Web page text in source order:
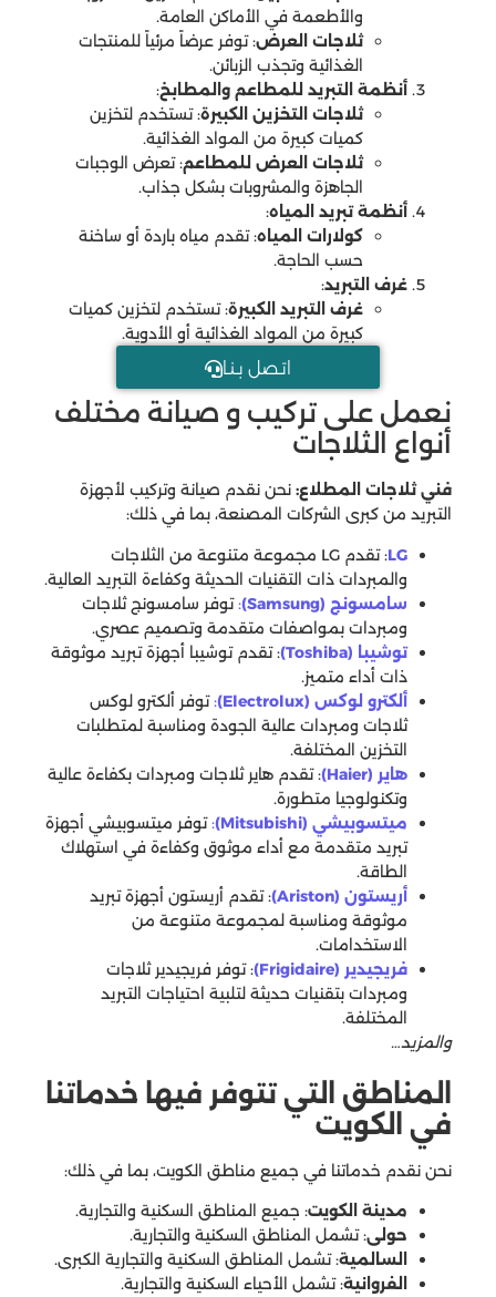
والأطعمة في الأماكن العامة.
ثلاجات العرض: توفر عرضاً مرئياً للمنتجات
الغذائية وتجذب الزبائن.
أنظمة التبريد للمطاعم والمطابخ:
ثلاجات التخزين الكبيرة: تستخدم لتخزين
كميات كبيرة من المواد الغذائية.
ثلاجات العرض للمطاعم: تعرض الوجبات
الجاهزة والمشروبات بشكل جذاب.
أنظمة تبريد المياه:
كولارات المياه: تقدم مياه باردة أو ساخنة
حسب الحاجة.
غرف التبريد:
غرف التبريد الكبيرة: تستخدم لتخزين كميات
كبيرة من المواد الغذائية أو الأدوية.
اتـصل بـنـا
نعمل على تركيب و صيانة مختلف
أنواع الثلاجات
فني ثلاجات المطلاع: نحن نقدم صيانة وتركيب لأجهزة
التبريد من كبرى الشركات المصنعة، بما في ذلك:
LG
: تقدم LG مجموعة متنوعة من الثلاجات
والمبردات ذات التقنيات الحديثة وكفاءة التبريد العالية.
سامسونج (Samsung)
:توفر سامسونج ثلاجات
ومبردات بمواصفات متقدمة وتصميم عصري.
توشيبا (Toshiba)
: تقدم توشيبا أجهزة تبريد موثوقة
ذات أداء متميز.
ألكترو لوكس (Electrolux)
:توفر ألكترو لوكس
ثلاجات ومبردات عالية الجودة ومناسبة لمتطلبات
التخزين المختلفة.
هاير (Haier)
: تقدم هاير ثلاجات ومبردات بكفاءة عالية
وتكنولوجيا متطورة.
ميتسوبيشي (Mitsubishi)
:توفر ميتسوبيشي أجهزة
تبريد متقدمة مع أداء موثوق وكفاءة في استهلاك
الطاقة.
أريستون (Ariston)
: تقدم أريستون أجهزة تبريد
موثوقة ومناسبة لمجموعة متنوعة من
الاستخدامات.
فريجيدير (Frigidaire)
: توفر فريجيدير ثلاجات
ومبردات بتقنيات حديثة لتلبية احتياجات التبريد
المختلفة.
والمزيد…
المناطق التي تتوفر فيها خدماتنا
في الكويت
نحن نقدم خدماتنا في جميع مناطق الكويت، بما في ذلك:
مدينة الكويت: جميع المناطق السكنية والتجارية.
حولى: تشمل المناطق السكنية والتجارية.
السالمية: تشمل المناطق السكنية والتجارية الكبرى.
الفروانية: تشمل الأحياء السكنية والتجارية.